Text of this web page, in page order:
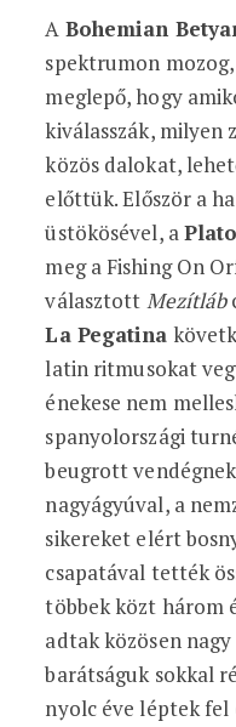
A Bohemian
spektrumon
meglepő, hogy
kiválasszák, milyen
közös dalokat,
előttük. Először a
üstökösével, a
meg a Fishing On
választott Mezítláb
La Pegatina
latin ritmusokat
énekese nem
spanyolországi
beugrott
nagyágyúval, a
sikereket elért
csapatával tették
többek közt három
adtak közösen
barátságuk sokkal
nyolc éve léptek fel